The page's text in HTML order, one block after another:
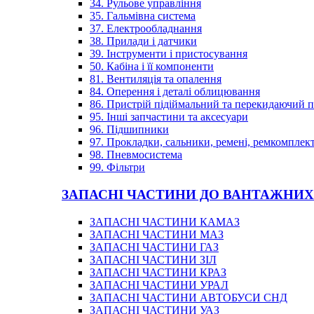
34. Рульове управління
35. Гальмівна система
37. Електрообладнання
38. Прилади і датчики
39. Інструменти і пристосування
50. Кабіна і її компоненти
81. Вентиляція та опалення
84. Оперення і деталі облицювання
86. Пристрій підіймальний та перекидаючий
95. Інші запчастини та аксесуари
96. Підшипники
97. Прокладки, сальники, ремені,
98. Пневмосистема
99. Фільтри
ЗАПАСНІ ЧАСТИНИ ДО
ЗАПАСНІ ЧАСТИНИ КАМАЗ
ЗАПАСНІ ЧАСТИНИ МАЗ
ЗАПАСНІ ЧАСТИНИ ГАЗ
ЗАПАСНІ ЧАСТИНИ ЗІЛ
ЗАПАСНІ ЧАСТИНИ КРАЗ
ЗАПАСНІ ЧАСТИНИ УРАЛ
ЗАПАСНІ ЧАСТИНИ АВТОБУСИ СНД
ЗАПАСНІ ЧАСТИНИ УАЗ